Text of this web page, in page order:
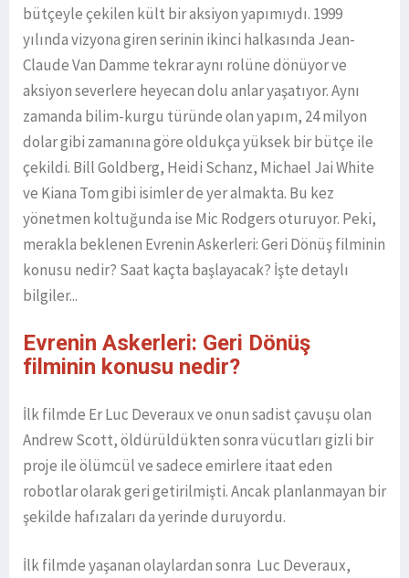
bütçeyle çekilen kült bir aksiyon yapımıydı. 1999
yılında vizyona giren serinin ikinci halkasında Jean-
Claude Van Damme tekrar aynı rolüne dönüyor ve
aksiyon severlere heyecan dolu anlar yaşatıyor. Aynı
zamanda bilim-kurgu türünde olan yapım, 24 milyon
dolar gibi zamanına göre oldukça yüksek bir bütçe ile
çekildi. Bill Goldberg, Heidi Schanz, Michael Jai White
ve Kiana Tom gibi isimler de yer almakta. Bu kez
yönetmen koltuğunda ise Mic Rodgers oturuyor. Peki,
merakla beklenen Evrenin Askerleri: Geri Dönüş filminin
konusu nedir? Saat kaçta başlayacak? İşte detaylı
bilgiler...
Evrenin Askerleri: Geri Dönüş
filminin konusu nedir?
İlk filmde Er Luc Deveraux ve onun sadist çavuşu olan
Andrew Scott, öldürüldükten sonra vücutları gizli bir
proje ile ölümcül ve sadece emirlere itaat eden
robotlar olarak geri getirilmişti. Ancak planlanmayan bir
şekilde hafızaları da yerinde duruyordu.
İlk filmde yaşanan olaylardan sonra Luc Deveraux,